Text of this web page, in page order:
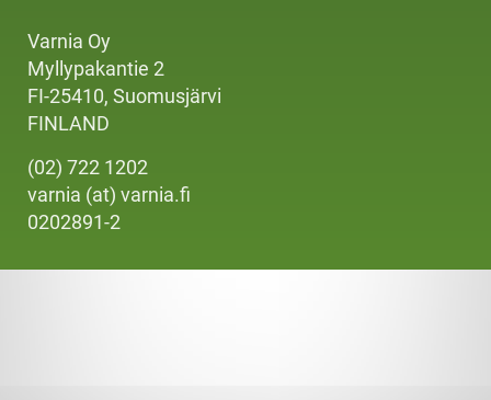
Varnia Oy
Myllypakantie 2
FI-25410, Suomusjärvi
FINLAND
(02) 722 1202
varnia (at) varnia.fi
0202891-2